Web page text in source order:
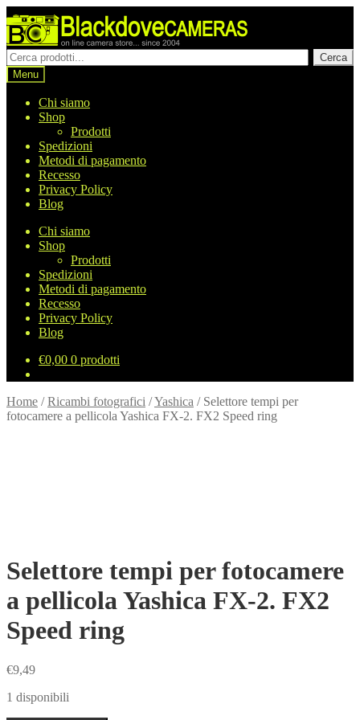
Vai
alla
navigazione
Vai
al
contenuto
Cerca
prodotti
Cerca
Menu
Chi siamo
Shop
Prodotti
Spedizioni
Metodi di pagamento
Recesso
Privacy Policy
Blog
Chi siamo
Shop
Prodotti
Spedizioni
Metodi di pagamento
Recesso
Privacy Policy
Blog
€0,00 0 prodotti
Home /Ricambi fotografici /Yashica / Selettore tempi per
fotocamere a pellicola Yashica FX-2. FX2 Speed ring
Selettore tempi per fotocamere
a pellicola Yashica FX-2. FX2
Speed ring
€9,49
1 disponibili